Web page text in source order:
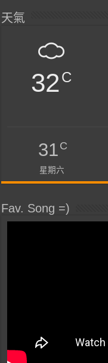
天氣
32C
31C
星期六
Fav. Song =)